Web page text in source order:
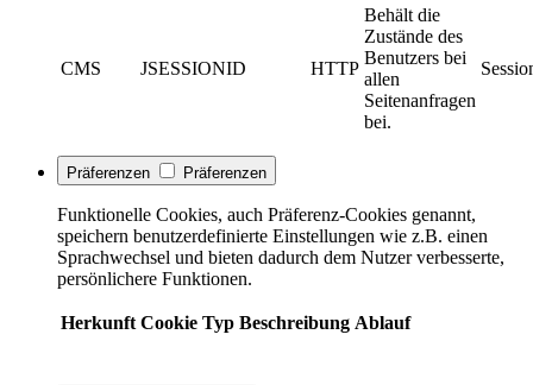
CMS JSESSIONID HTTP
Behält die
Zustände des
Benutzers bei
allen
Seitenanfragen
bei.
Präferenzen Präferenzen
Funktionelle Cookies, auch Präferenz-Cookies genannt,
speichern benutzerdefinierte Einstellungen wie z.B. einen
Sprachwechsel und bieten dadurch dem Nutzer verbesserte,
persönlichere Funktionen.
Herkunft Cookie Typ Beschreibung Ablauf